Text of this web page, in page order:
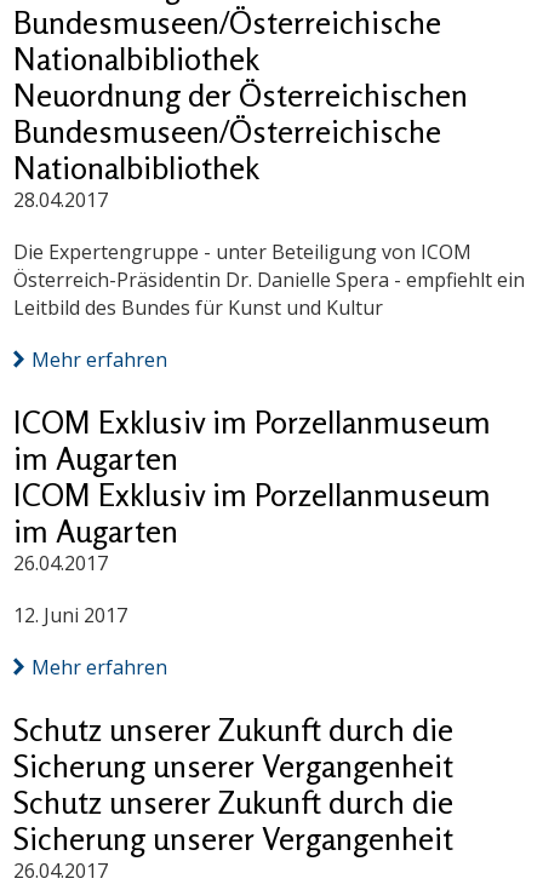
Bundesmuseen/Österreichische
Nationalbibliothek
Neuordnung der Österreichischen
Bundesmuseen/Österreichische
Nationalbibliothek
28.04.2017
Die Expertengruppe - unter Beteiligung von ICOM
Österreich-Präsidentin Dr. Danielle Spera - empfiehlt ein
Leitbild des Bundes für Kunst und Kultur
Mehr erfahren
ICOM Exklusiv im Porzellanmuseum
im Augarten
ICOM Exklusiv im Porzellanmuseum
im Augarten
26.04.2017
12. Juni 2017
Mehr erfahren
Schutz unserer Zukunft durch die
Sicherung unserer Vergangenheit
Schutz unserer Zukunft durch die
Sicherung unserer Vergangenheit
26.04.2017